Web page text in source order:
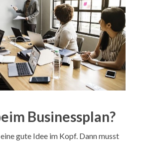
Businessplan?
gute Idee im Kopf. Dann musst